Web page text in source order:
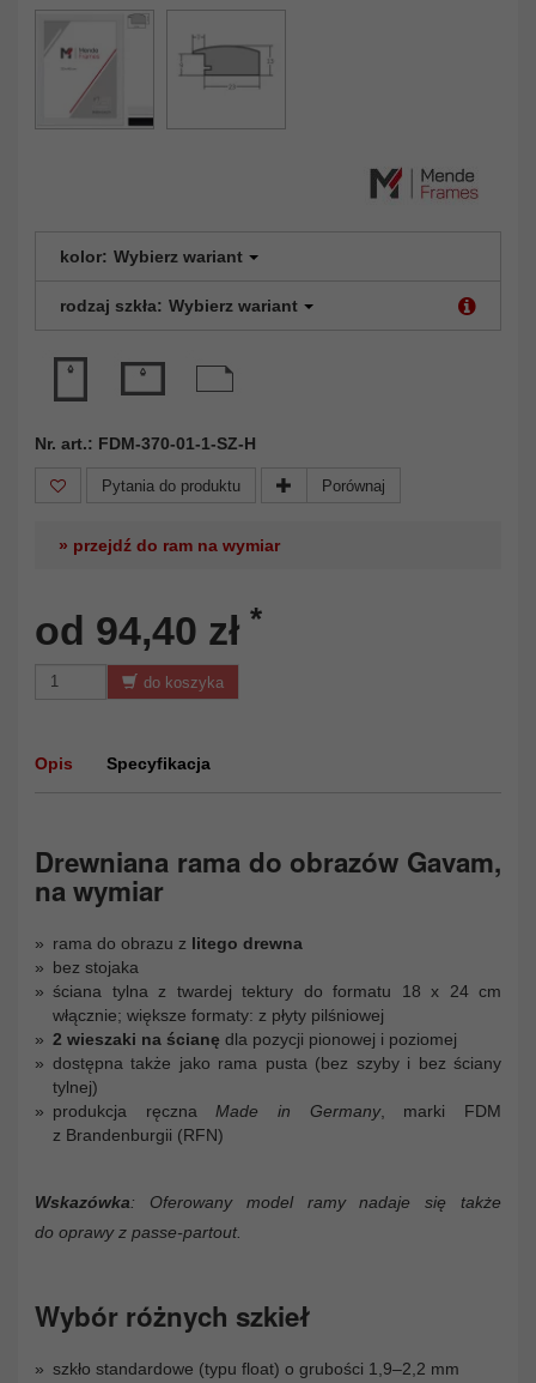
kolor: Wybierz wariant
rodzaj szkła: Wybierz wariant
Nr. art.: FDM-370-01-1-SZ-H
Pytania do produktu Porównaj
» przejdź do ram na wymiar
od 94,40 zł *
do koszyka
Opis Specyfikacja
Drewniana rama do obrazów Gavam,
na wymiar
rama do obrazu z litego drewna
bez stojaka
ściana tylna z twardej tektury do formatu 18 x 24 cm
włącznie; większe formaty: z płyty pilśniowej
2 wieszaki na ścianę dla pozycji pionowej i poziomej
dostępna także jako rama pusta (bez szyby i bez ściany
tylnej)
produkcja ręcznaMade in Germany, marki FDM
z Brandenburgii (RFN)
Wskazówka: Oferowany model ramy nadaje się także
do oprawy z passe-partout.
Wybór różnych szkieł
szkło standardowe (typu float) o grubości 1,9–2,2 mm